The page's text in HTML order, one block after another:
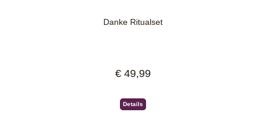
Danke Ritualset
Regulärer Preis:
€ 49,99
Details